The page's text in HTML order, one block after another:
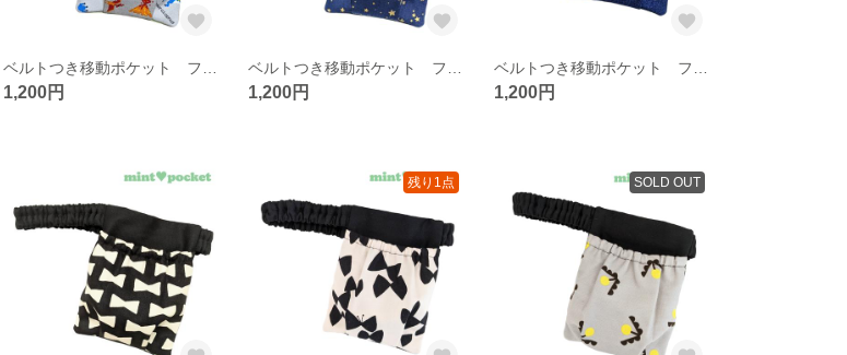
1,200円 1,200円 1,200円
残り1点 SOLD OUT